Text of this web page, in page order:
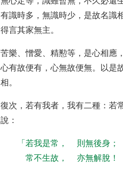
有識時多 ，無識時少 ， 是故名識
得言其家無主。
苦樂、憎愛、精懃等 ， 是心相應
心有故便有 ，心無故便無。 以是
相。
復次 ，若有我者 ，我有二種 ：若
說 ：
「若我是常 ， 則無後身 ；
常不生故 ， 亦無解脫 ！